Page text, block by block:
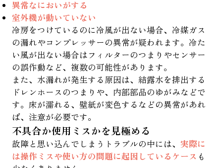
異常なにおいがする
室外機が動いていない
冷房をつけているのに冷風が出ない場合、冷媒ガス
の漏れやコンプレッサーの異常が疑われます。冷た
い風が出ない場合はフィルターのつまりやセンサー
の誤作動など、複数の可能性があります。
また、水漏れが発生する原因は、結露水を排出する
ドレンホースのつまりや、内部部品のゆがみなどで
す。床が濡れる、壁紙が変色するなどの異常があれ
ば、注意が必要です。
不具合か使用ミスかを見極める
故障と思い込んでしまうトラブルの中には、 実際に
は操作ミスや使い方の問題に起因しているケース も